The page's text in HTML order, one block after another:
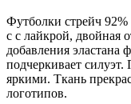
Футболки стрейч 92%
с с лайкрой, двойная
добавления эластана
подчеркивает силуэт.
яркими. Ткань
логотипов.